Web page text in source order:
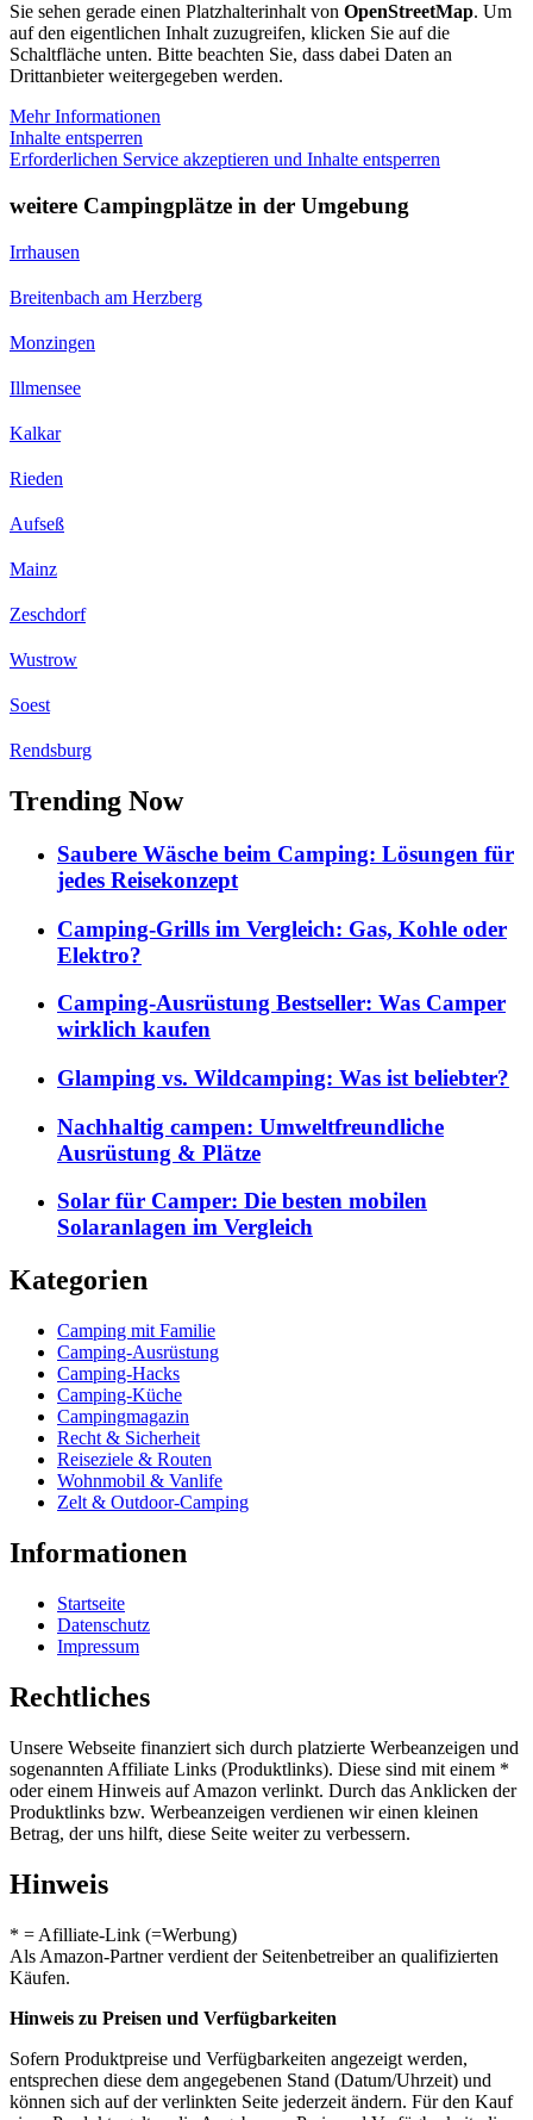
Sie sehen gerade einen Platzhalterinhalt von OpenStreetMap. Um
auf den eigentlichen Inhalt zuzugreifen, klicken Sie auf die
Schaltfläche unten. Bitte beachten Sie, dass dabei Daten an
Drittanbieter weitergegeben werden.
Mehr Informationen
Inhalte entsperren
Erforderlichen Service akzeptieren und Inhalte entsperren
weitere Campingplätze in der Umgebung
Irrhausen
Breitenbach am Herzberg
Monzingen
Illmensee
Kalkar
Rieden
Aufseß
Mainz
Zeschdorf
Wustrow
Soest
Rendsburg
Trending Now
Saubere Wäsche beim Camping: Lösungen für
jedes Reisekonzept
Camping-Grills im Vergleich: Gas, Kohle oder
Elektro?
Camping-Ausrüstung Bestseller: Was Camper
wirklich kaufen
Glamping vs. Wildcamping: Was ist beliebter?
Nachhaltig campen: Umweltfreundliche
Ausrüstung & Plätze
Solar für Camper: Die besten mobilen
Solaranlagen im Vergleich
Kategorien
Camping mit Familie
Camping-Ausrüstung
Camping-Hacks
Camping-Küche
Campingmagazin
Recht & Sicherheit
Reiseziele & Routen
Wohnmobil & Vanlife
Zelt & Outdoor-Camping
Informationen
Startseite
Datenschutz
Impressum
Rechtliches
Unsere Webseite finanziert sich durch platzierte Werbeanzeigen und
sogenannten Affiliate Links (Produktlinks). Diese sind mit einem *
oder einem Hinweis auf Amazon verlinkt. Durch das Anklicken der
Produktlinks bzw. Werbeanzeigen verdienen wir einen kleinen
Betrag, der uns hilft, diese Seite weiter zu verbessern.
Hinweis
* = Afilliate-Link (=Werbung)
Als Amazon-Partner verdient der Seitenbetreiber an qualifizierten
Käufen.
Hinweis zu Preisen und Verfügbarkeiten
Sofern Produktpreise und Verfügbarkeiten angezeigt werden,
entsprechen diese dem angegebenen Stand (Datum/Uhrzeit) und
können sich auf der verlinkten Seite jederzeit ändern. Für den Kauf